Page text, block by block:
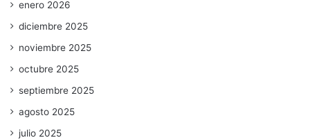
enero 2026
diciembre 2025
noviembre 2025
octubre 2025
septiembre 2025
agosto 2025
julio 2025